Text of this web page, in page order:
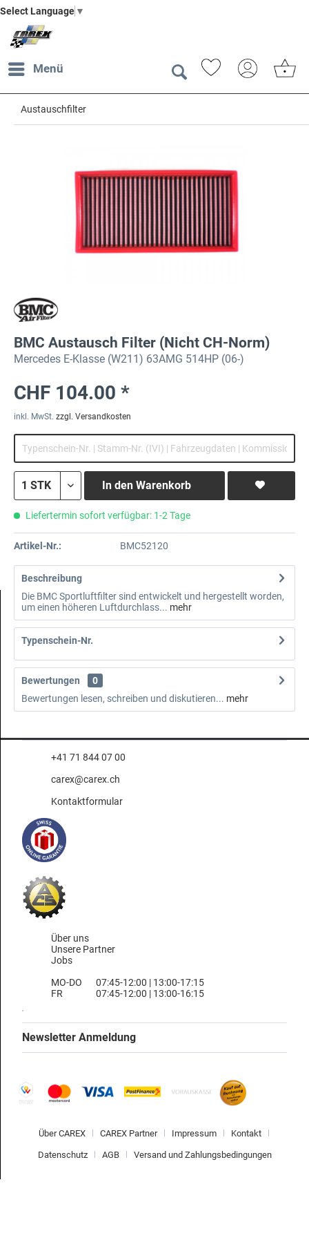
Select Language ▼
Menü
Austauschfilter
BMC Austausch Filter (Nicht CH-Norm)
Mercedes E-Klasse (W211) 63AMG 514HP (06-)
CHF 104.00 *
inkl. MwSt. zzgl. Versandkosten
In den Warenkorb
Liefertermin sofort verfügbar: 1-2 Tage
Artikel-Nr.: BMC52120
Beschreibung
Die BMC Sportluftfilter sind entwickelt und hergestellt worden,
um einen höheren Luftdurchlass... mehr
Typenschein-Nr.
Bewertungen
0
Bewertungen lesen, schreiben und diskutieren... mehr
+41 71 844 07 00
carex@carex.ch
Kontaktformular
Über uns
Unsere Partner
Jobs
MO-DO
FR
07:45-12:00 | 13:00-17:15
07:45-12:00 | 13:00-16:15
Newsletter Anmeldung
Über CAREX CAREX Partner Impressum Kontakt
Datenschutz AGB Versand und Zahlungsbedingungen